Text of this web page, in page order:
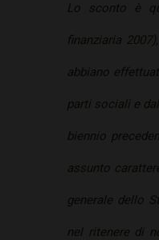
Lo sconto è
finanziaria
abbiano
parti sociali e
biennio
assunto
generale dello
nel ritenere di